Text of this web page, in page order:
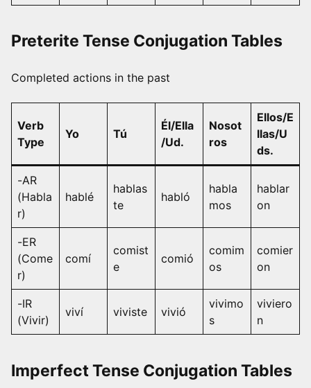
Preterite Tense Conjugation Tables
Completed actions in the past
Verb
Type
Yo Tú
Él/Ella
/Ud.
Nosot
ros
Ellos/E
llas/U
ds.
-AR
(Habla
r)
hablé
hablas
te
habló
habla
mos
hablar
on
-ER
(Come
r)
comí
comist
e
comió
comim
os
comier
on
-IR
(Vivir)
viví viviste vivió
vivimo
s
viviero
n
Imperfect Tense Conjugation Tables